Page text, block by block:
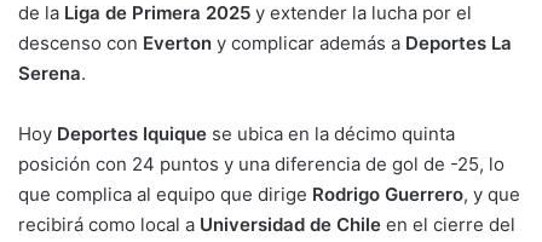
de la Liga de Primera 2025 y extender la lucha por el
descenso con Everton y complicar además a Deportes La
Serena.
Hoy Deportes Iquique se ubica en la décimo quinta
posición con 24 puntos y una diferencia de gol de -25, lo
que complica al equipo que dirige Rodrigo Guerrero, y que
recibirá como local a Universidad de Chile en el cierre del